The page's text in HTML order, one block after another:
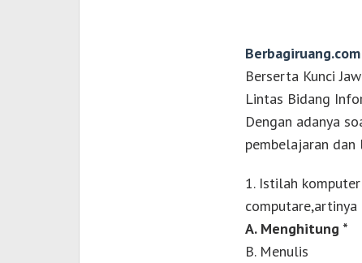
Berbagiruang.com
Berserta Kunci
Lintas Bidang
Dengan adanya
pembelajaran dan
1. Istilah
A. Menghitung *
B. Menulis